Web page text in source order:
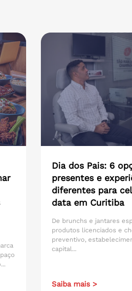
Dia dos Pais: 6
presentes e
diferentes para
data em Curitiba
De brunchs e jantares
produtos licenciados e
preventivo,
capital...
Saiba mais >